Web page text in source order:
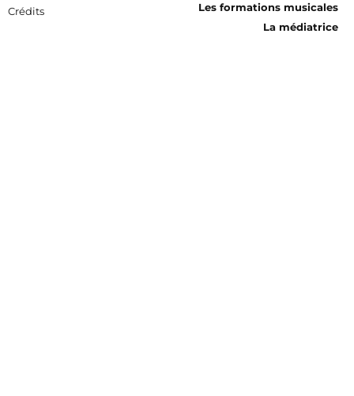
Crédits
Les formations musicales
La médiatrice